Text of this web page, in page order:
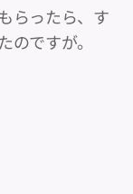
らったら、す
のですが。